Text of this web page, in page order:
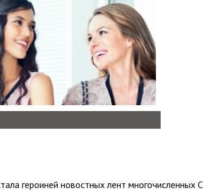
героиней новостных лент многочисленных